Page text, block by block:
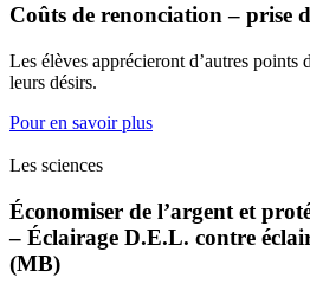
Coûts de renonciation – prise
Les élèves apprécieront d’autres points
leurs désirs.
Pour en savoir plus
Les sciences
Économiser de l’argent et
– Éclairage D.E.L. contre
(MB)